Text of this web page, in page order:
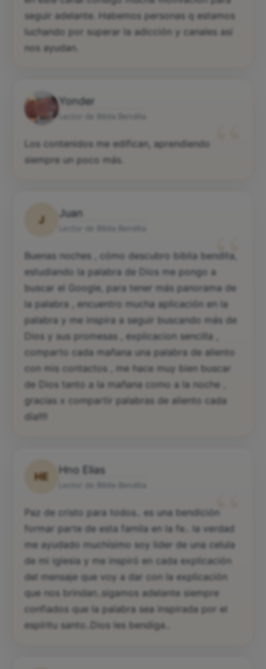
seguir adelante. Habemos personas q estamos
luchando por superar la adicción y canales así
nos ayudan.
Yonder
Los contenidos me edifican, aprendiendo
siempre un poco más.
J
Juan
“
Buenas noches , cómo descubro biblia bendita,
estudiando la palabra de Dios me pongo a
buscar el Google, para tener más panorama de
la palabra , encuentro mucha aplicación en la
palabra y me inspira a seguir buscando más de
Dios y sus promesas , explicacion sencilla ,
comparto cada mañana una palabra de aliento
con mis contactos , me hace muy bien buscar
de Dios tanto a la mañana como a la noche ,
gracias x compartir palabras de aliento cada
día!!!!
HE
Hno Elias
“
Paz de cristo para todos.. es una bendición
formar parte de esta famila en la fe.. la verdad
me ayudado muchísimo soy lider de una celula
de mi iglesia y me inspiró en cada explicación
del mensaje que voy a dar con la explicación
que nos brindan..sigamos adelante siempre
confiados que la palabra sea inspirada por el
espíritu santo..Dios les bendiga..